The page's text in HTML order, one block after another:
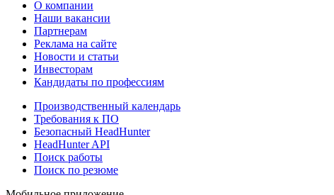
О компании
Наши вакансии
Партнерам
Реклама на сайте
Новости и статьи
Инвесторам
Кандидаты по профессиям
Производственный календарь
Требования к ПО
Безопасный HeadHunter
HeadHunter API
Поиск работы
Поиск по резюме